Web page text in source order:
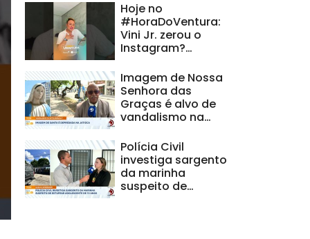
Hoje no
#HoraDoVentura:
Vini Jr. zerou o
Instagram?
Imagem de Nossa
Senhora das
Graças é alvo de
vandalismo na
Polícia Civil
investiga sargento
da marinha
suspeito de